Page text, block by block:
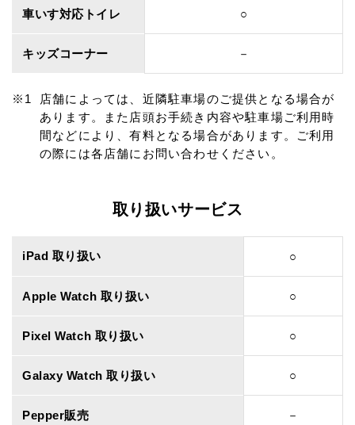
車いす対応トイレ ○
キッズコーナー －
店舗によっては、近隣駐車場のご提供となる場合が
あります。また店頭お手続き内容や駐車場ご利用時
間などにより、有料となる場合があります。ご利用
の際には各店舗にお問い合わせください。
取り扱いサービス
iPad 取り扱い ○
Apple Watch 取り扱い ○
Pixel Watch 取り扱い ○
Galaxy Watch 取り扱い ○
Pepper販売 －